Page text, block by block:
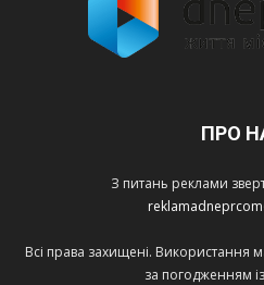
ПРО
З питань реклами
Всі права захищені. Використання
за погодженням